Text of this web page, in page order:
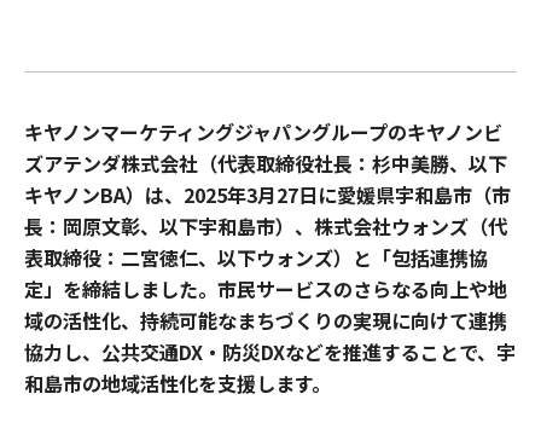
キヤノンマーケティングジャパングループのキヤノンビ
ズアテンダ株式会社（代表取締役社長：杉中美勝、以下
キヤノンBA）は、2025年3月27日に愛媛県宇和島市（市
長：岡原文彰、以下宇和島市）、株式会社ウォンズ（代
表取締役：二宮徳仁、以下ウォンズ）と「包括連携協
定」を締結しました。市民サービスのさらなる向上や地
域の活性化、持続可能なまちづくりの実現に向けて連携
協力し、公共交通DX・防災DXなどを推進することで、宇
和島市の地域活性化を支援します。